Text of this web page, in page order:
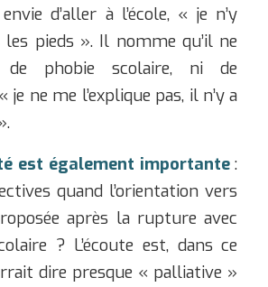
d’aller à l’école, « je n’y
pieds ». Il nomme qu’il ne
phobie scolaire, ni de
je ne me l’explique pas, il n’y a
est également importante:
quand l’orientation vers
après la rupture avec
? L’écoute est, dans ce
dire presque « palliative »